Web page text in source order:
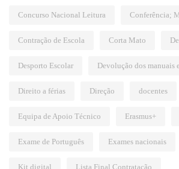
Concurso Nacional Leitura Conferência;
Contração de Escola Corta Mato
Desporto Escolar Devolução dos manuais
Direito a férias Direção docentes
Equipa de Apoio Técnico Erasmus+
Exame de Português Exames nacionais
Kit digital Lista Final Contratação